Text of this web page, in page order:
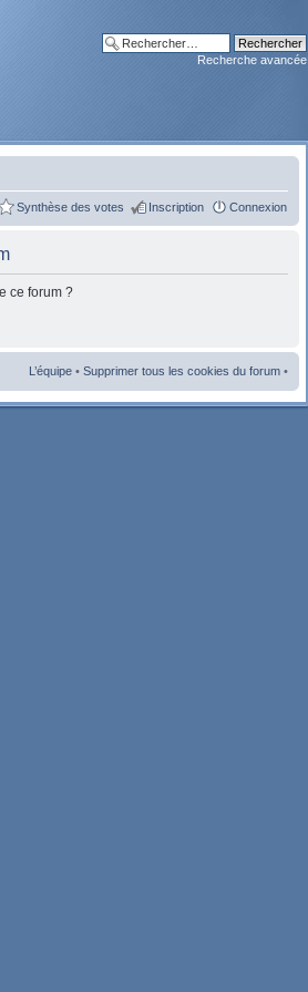
Recherche avancée
Synthèse des votes Inscription Connexion
ce forum ?
L’équipe • Supprimer tous les cookies du forum •